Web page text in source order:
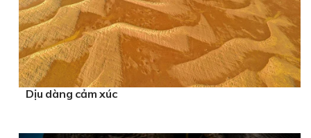
Dịu dàng cảm xúc